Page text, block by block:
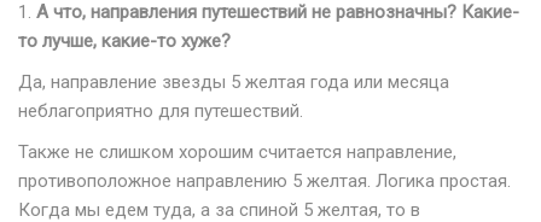
1. А что, направления путешествий не равнозначны? Какие-
то лучше, какие-то хуже?
Да, направление звезды 5 желтая года или месяца
неблагоприятно для путешествий.
Также не слишком хорошим считается направление,
противоположное направлению 5 желтая. Логика простая.
Когда мы едем туда, а за спиной 5 желтая, то в